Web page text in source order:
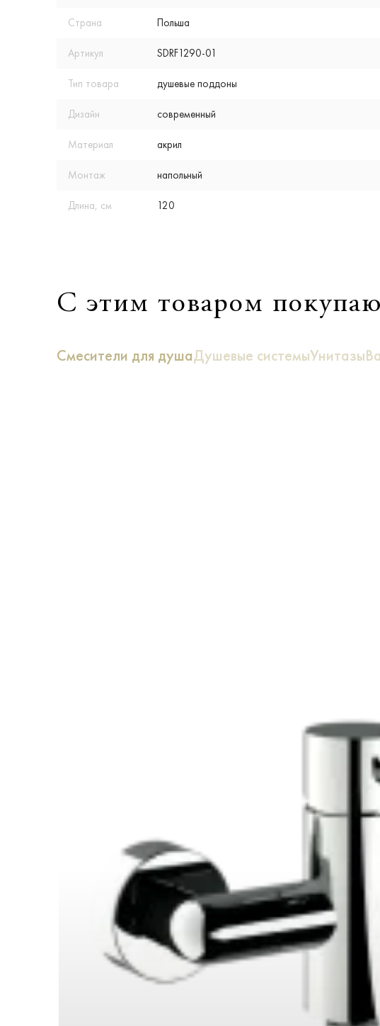
Страна Польша
Артикул SDRF1290-01
Тип товара душевые поддоны
Дизайн современный
Материал акрил
Монтаж напольный
Длина, см 120
С этим товаром
Смесители для душаДушевые системыУнитазы